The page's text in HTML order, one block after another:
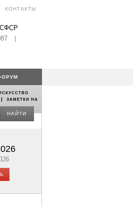
КОНТАКТЫ
|
ЗАМЕТКИ НА
НАЙТИ